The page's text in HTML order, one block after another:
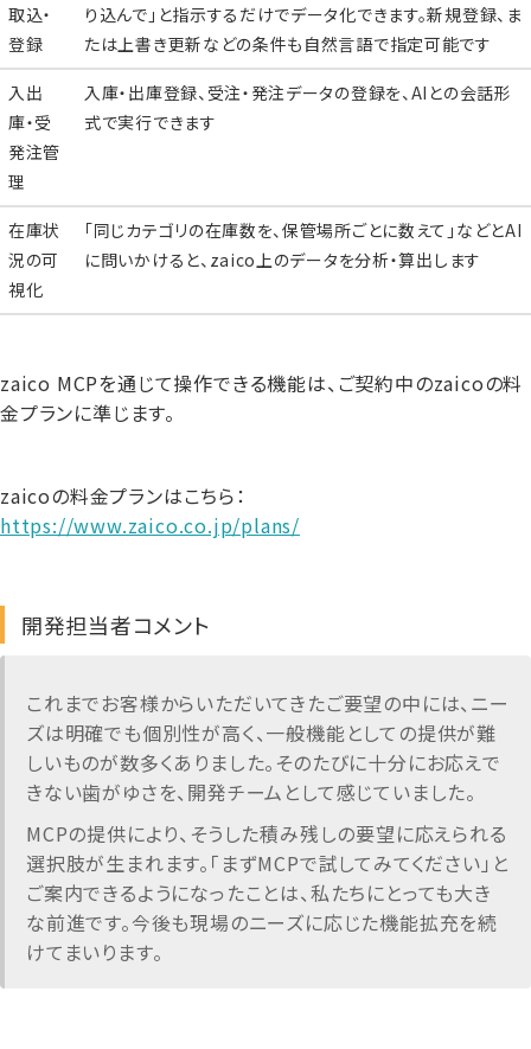
取込・
登録
り込んで」と指示するだけでデータ化できます。新規登録、ま
たは上書き更新などの条件も自然言語で指定可能です
入出
庫・受
発注管
理
入庫・出庫登録、受注・発注データの登録を、AIとの会話形
式で実行できます
在庫状
況の可
視化
「同じカテゴリの在庫数を、保管場所ごとに数えて」などとAI
に問いかけると、zaico上のデータを分析・算出します
zaico MCPを通じて操作できる機能は、ご契約中のzaicoの料
金プランに準じます。
zaicoの料金プランはこちら：
https://www.zaico.co.jp/plans/
開発担当者コメント
これまでお客様からいただいてきたご要望の中には、ニー
ズは明確でも個別性が高く、一般機能としての提供が難
しいものが数多くありました。そのたびに十分にお応えで
きない歯がゆさを、開発チームとして感じていました。
MCPの提供により、そうした積み残しの要望に応えられる
選択肢が生まれます。「まずMCPで試してみてください」と
ご案内できるようになったことは、私たちにとっても大き
な前進です。今後も現場のニーズに応じた機能拡充を続
けてまいります。